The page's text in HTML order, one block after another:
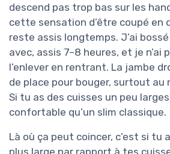
descend pas trop bas sur les
cette sensation d’être coupé en
reste assis longtemps. J’ai
avec, assis 7–8 heures, et je n’ai
l’enlever en rentrant. La jambe
de place pour bouger, surtout au
Si tu as des cuisses un peu
confortable qu’un slim classique.
Là où ça peut coincer, c’est si tu
plus large par rapport à tes